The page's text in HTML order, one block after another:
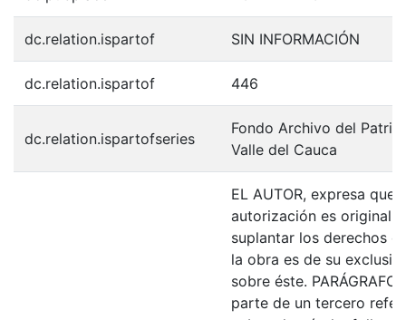
dc.relation.ispartof SIN INFORMACIÓN
dc.relation.ispartof 446
dc.relation.ispartofseries
Fondo Archivo del
Valle del Cauca
EL AUTOR, expresa
autorización es original
suplantar los derechos
la obra es de su
sobre éste.
parte de un tercero